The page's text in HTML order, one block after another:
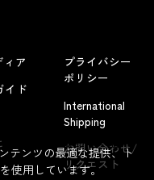
よくあるお問い合わせ
ィア
イド
プライバシー
ポリシー
International
Shipping
お問い合わせ/
リクエスト
テンツの最適な提供、ト
使用しています。